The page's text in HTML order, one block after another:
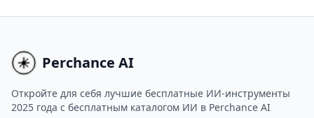
из загруженных фотографий.
Этот инновационный
инструмент использует
передовые технологии ИИ для
Perchance AI
Откройте для себя лучшие бесплатные ИИ-инструменты
2025 года с бесплатным каталогом ИИ в Perchance AI